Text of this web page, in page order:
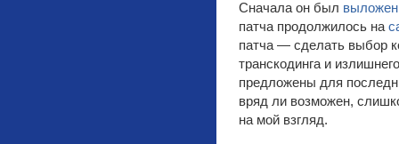
Сначала он был выложен
патча продолжилось на
патча — сделать выбор
транскодинга и
предложены для
вряд ли возможен,
на мой взгляд.